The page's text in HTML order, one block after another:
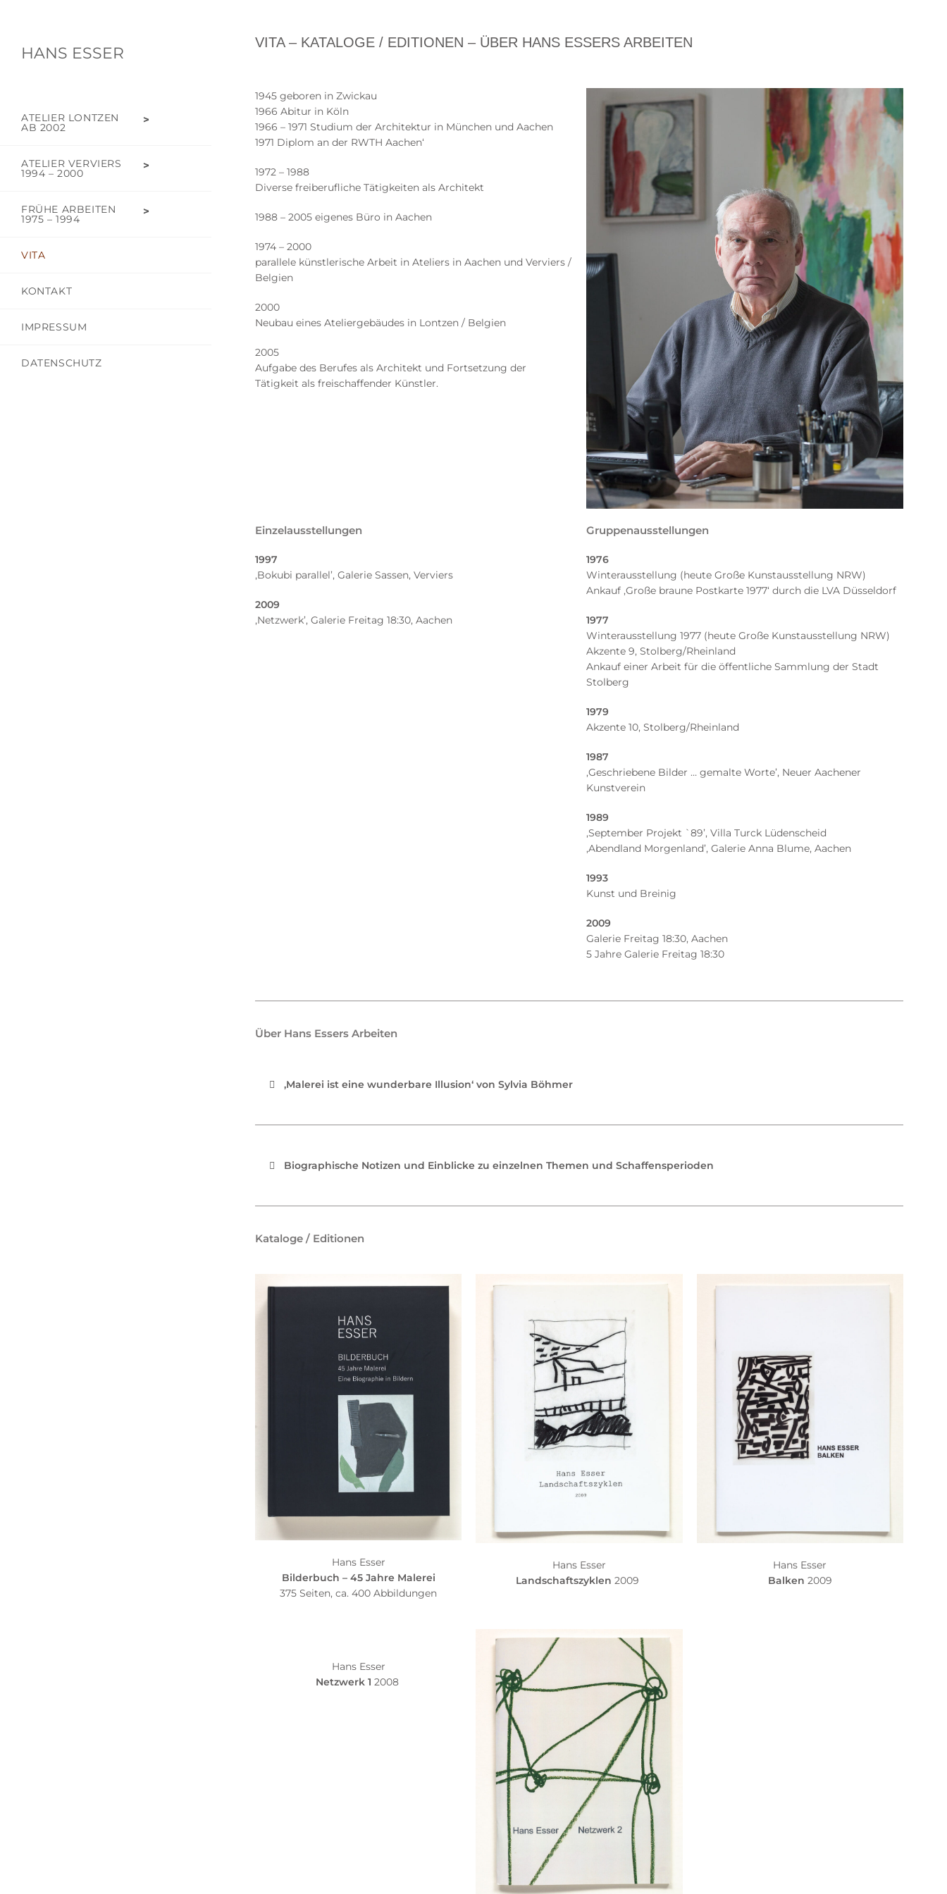
HANS ESSER
ATELIER LONTZEN
AB 2002
ATELIER VERVIERS
1994 – 2000
FRÜHE ARBEITEN
1975 – 1994
VITA
KONTAKT
IMPRESSUM
DATENSCHUTZ
VITA – KATALOGE / EDITIONEN – ÜBER HANS ESSERS ARBEITEN
1945 geboren in Zwickau
1966 Abitur in Köln
1966 – 1971 Studium der Architektur in München und Aachen
1971 Diplom an der RWTH Aachen‘
1972 – 1988
Diverse freiberufliche Tätigkeiten als Architekt
1988 – 2005 eigenes Büro in Aachen
1974 – 2000
parallele künstlerische Arbeit in Ateliers in Aachen und Verviers /
Belgien
2000
Neubau eines Ateliergebäudes in Lontzen / Belgien
2005
Aufgabe des Berufes als Architekt und Fortsetzung der
Tätigkeit als freischaffender Künstler.
Einzelausstellungen
1997
‚Bokubi parallel’, Galerie Sassen, Verviers
2009
‚Netzwerk’, Galerie Freitag 18:30, Aachen
Gruppenausstellungen
1976
Winterausstellung (heute Große Kunstausstellung NRW)
Ankauf ‚Große braune Postkarte 1977‘ durch die LVA Düsseldorf
1977
Winterausstellung 1977 (heute Große Kunstausstellung NRW)
Akzente 9, Stolberg/Rheinland
Ankauf einer Arbeit für die öffentliche Sammlung der Stadt
Stolberg
1979
Akzente 10, Stolberg/Rheinland
1987
‚Geschriebene Bilder … gemalte Worte’, Neuer Aachener
Kunstverein
1989
‚September Projekt `89’, Villa Turck Lüdenscheid
‚Abendland Morgenland’, Galerie Anna Blume, Aachen
1993
Kunst und Breinig
2009
Galerie Freitag 18:30, Aachen
5 Jahre Galerie Freitag 18:30
Über Hans Essers Arbeiten
‚Malerei ist eine wunderbare Illusion‘ von Sylvia Böhmer
Biographische Notizen und Einblicke zu einzelnen Themen und Schaffensperioden
Kataloge / Editionen
Hans Esser
Bilderbuch – 45 Jahre Malerei
375 Seiten, ca. 400 Abbildungen
Hans Esser
Landschaftszyklen 2009
Hans Esser
Balken 2009
Hans Esser
Netzwerk 1 2008